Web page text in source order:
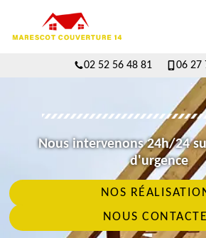
02 52 56 48 81 06 27
Nous intervenons 24h/24
d'urgence
NOS
NOUS